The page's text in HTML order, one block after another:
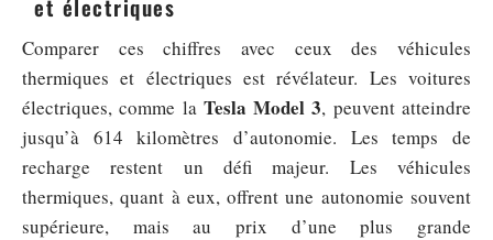
Comparer ces chiffres avec ceux des véhicules
thermiques et électriques est révélateur. Les voitures
électriques, comme la Tesla Model 3, peuvent atteindre
jusqu’à 614 kilomètres d’autonomie. Les temps de
recharge restent un défi majeur. Les véhicules
thermiques, quant à eux, offrent une autonomie souvent
supérieure, mais au prix d’une plus grande